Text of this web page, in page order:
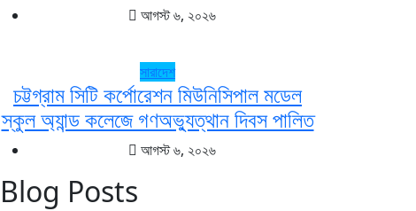
আগস্ট ৬, ২০২৬
সারাদেশ
চট্টগ্রাম সিটি কর্পোরেশন মিউনিসিপাল মডেল
স্কুল অ্যান্ড কলেজে গণঅভ্যুত্থান দিবস পালিত
আগস্ট ৬, ২০২৬
Blog Posts